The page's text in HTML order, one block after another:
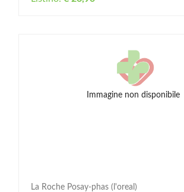
Immagine non disponibile
La Roche Posay-phas (l'oreal)